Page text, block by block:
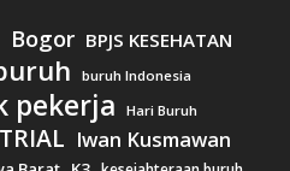
Bogor BPJS KESEHATAN
buruh Indonesia
pekerja Hari Buruh
Iwan Kusmawan